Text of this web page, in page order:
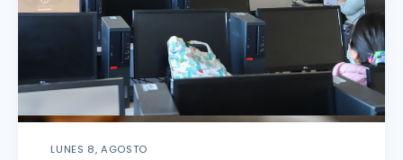
LUNES 8, AGOSTO